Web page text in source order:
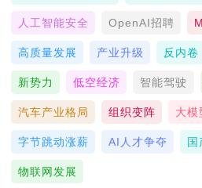
人工智能安全 OpenAI招聘
高质量发展 产业升级 反内卷
新势力 低空经济 智能驾驶
汽车产业格局 组织变阵 大模
字节跳动涨薪 AI人才争夺 国
物联网发展